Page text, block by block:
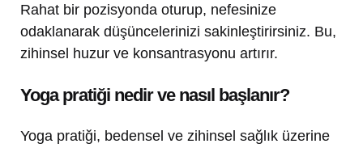
Rahat bir pozisyonda oturup, nefesinize
odaklanarak düşüncelerinizi sakinleştirirsiniz. Bu,
zihinsel huzur ve konsantrasyonu artırır.
Yoga pratiği nedir ve nasıl başlanır?
Yoga pratiği, bedensel ve zihinsel sağlık üzerine